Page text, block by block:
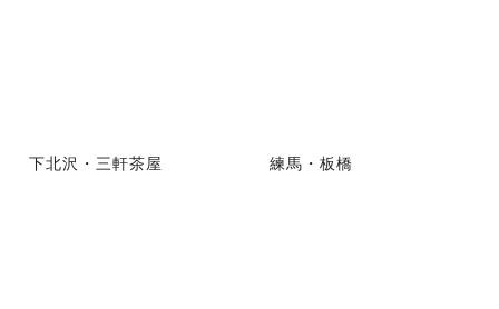
下北沢・三軒茶屋 練馬・板橋